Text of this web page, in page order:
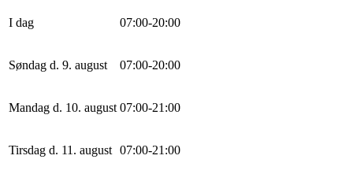
I dag 07:00-20:00
Søndag d. 9. august 07:00-20:00
Mandag d. 10. august 07:00-21 :00
Tirsdag d. 11. august 07:00-21 :00